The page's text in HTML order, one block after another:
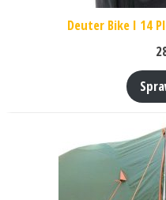
Deuter Bike I 14